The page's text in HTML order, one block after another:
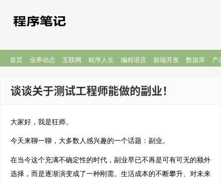
首页 业界动态 互联网 程序人生 编程语言 前端开发 数据库 产
谈谈关于测试工程师能做的副业！
大家好，我是狂师。
今天来聊一聊，大多数人感兴趣的一个话题： 副业。
在当今这个充满不确定性的时代，副业早已不再是可有可无的额外
选择，而是逐渐演变成了一种刚需。生活成本的不断攀升、对未来